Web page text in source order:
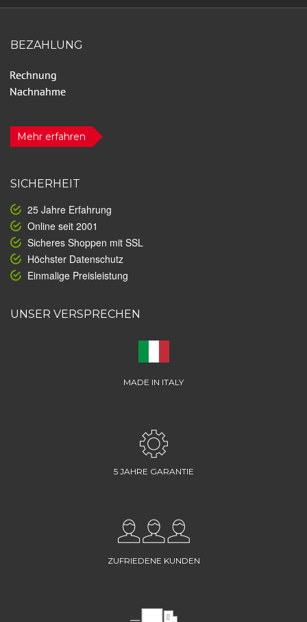
BEZAHLUNG
Mehr erfahren
SICHERHEIT
25 Jahre Erfahrung
Online seit 2001
Sicheres Shoppen mit SSL
Höchster Datenschutz
Einmalige Preisleistung
UNSER VERSPRECHEN
MADE IN ITALY
5 JAHRE GARANTIE
ZUFRIEDENE KUNDEN